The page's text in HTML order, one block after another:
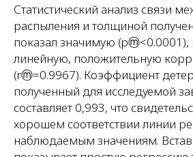
Статистический анализ связи
распыления и толщиной
показал значимую (pⓜ<0.0001),
линейную, положительную
(rⓜ=0.9967). Коэффициент
полученный для исследуемой
составляет 0,993, что
хорошем соответствии линии
наблюдаемым значениям.